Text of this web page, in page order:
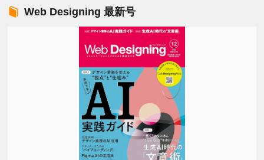
Web Designing 最新号